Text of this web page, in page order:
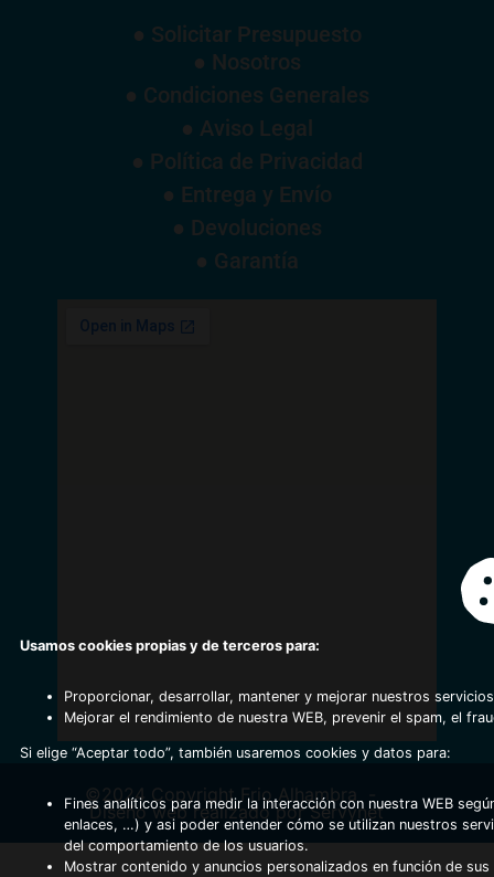
● Solicitar Presupuesto
● Nosotros
● Condiciones Generales
● Aviso Legal
● Política de Privacidad
● Entrega y Envío
● Devoluciones
● Garantía
©2024 Copyright Frio Alhambra
Diseño web realizado por Servynet
Usamos cookies propias y de terceros para:
Proporcionar, desarrollar, mantener y mejorar nuestros
Mejorar el rendimiento de nuestra WEB, prevenir el spam, el
Si elige “Aceptar todo”, también usaremos cookies y datos para:
Fines analíticos para medir la interacción con nuestra WEB
enlaces, …) y asi poder entender cómo se utilizan nuestros
del comportamiento de los usuarios.
Mostrar contenido y anuncios personalizados en función de